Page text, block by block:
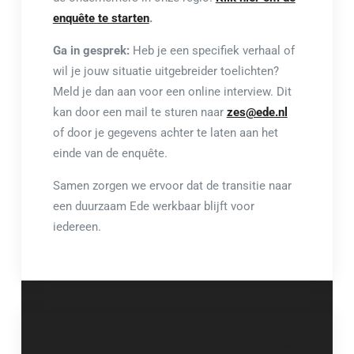
enquête te starten.
Ga in gesprek: Heb je een specifiek verhaal of
wil je jouw situatie uitgebreider toelichten?
Meld je dan aan voor een online interview. Dit
kan door een mail te sturen naar zes@ede.nl
of door je gegevens achter te laten aan het
einde van de enquête.
Samen zorgen we ervoor dat de transitie naar
een duurzaam Ede werkbaar blijft voor
iedereen.